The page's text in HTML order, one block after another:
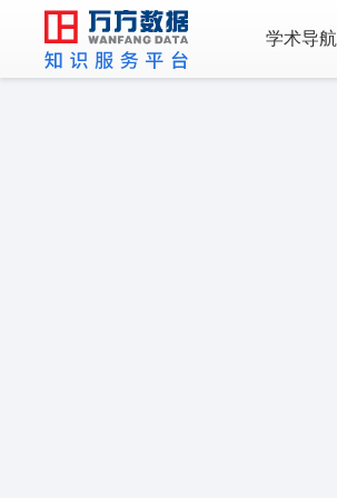
学术导航